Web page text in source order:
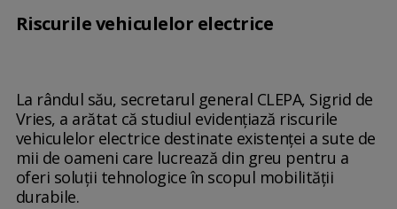
Riscurile vehiculelor electrice
La rândul său, secretarul general CLEPA, Sigrid de
Vries, a arătat că studiul evidenţiază riscurile
vehiculelor electrice destinate existenţei a sute de
mii de oameni care lucrează din greu pentru a
oferi soluţii tehnologice în scopul mobilităţii
durabile.